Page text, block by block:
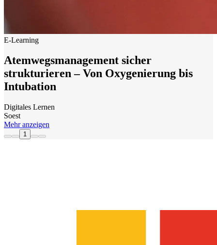
E-Learning
Atemwegsmanagement sicher
strukturieren – Von Oxygenierung bis
Intubation
Digitales Lernen
Soest
Mehr anzeigen
1